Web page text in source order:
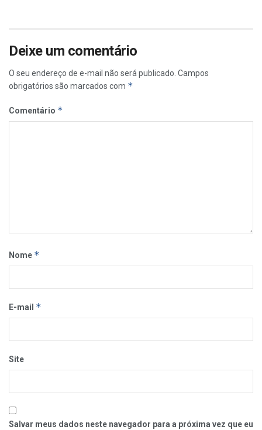
Deixe um comentário
O seu endereço de e-mail não será publicado. Campos
obrigatórios são marcados com *
Comentário *
Nome *
E-mail *
Site
Salvar meus dados neste navegador para a próxima vez que eu